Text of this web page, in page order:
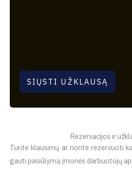
SIŲSTI UŽKLAUSĄ
Rezervacijos ir
Turite klausimų ar norite rezervuoti
gauti pasiūlymą įmonės darbuotojų